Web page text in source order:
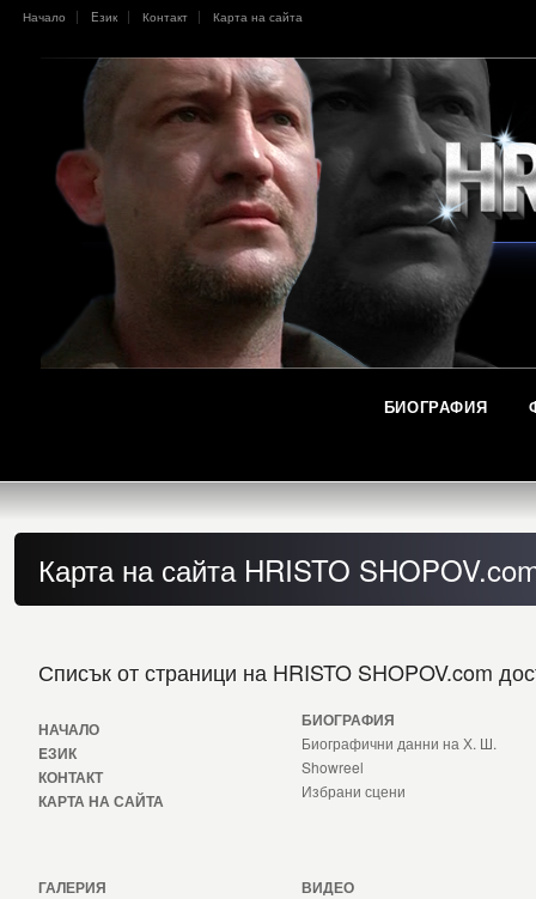
Начало Eзик Контакт Карта на сайта
БИОГРАФИЯ
Карта на сайта HRISTO
Списък от страници на HRISTO SHOPOV.com
НАЧАЛО
EЗИК
КОНТАКТ
КАРТА НА САЙТА
БИОГРАФИЯ
Биографични данни на Х. Ш.
Showreel
Избрани сцени
ГАЛЕРИЯ ВИДЕО